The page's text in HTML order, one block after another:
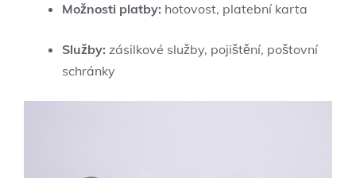
Možnosti platby: hotovost, platební karta
Služby: zásilkové služby, pojištění, poštovní
schránky